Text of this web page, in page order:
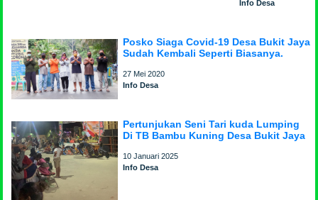
Info Desa
Posko Siaga Covid-19 Desa Bukit Jaya
Sudah Kembali Seperti Biasanya.
27 Mei 2020
Info Desa
Pertunjukan Seni Tari kuda Lumping
Di TB Bambu Kuning Desa Bukit Jaya
10 Januari 2025
Info Desa